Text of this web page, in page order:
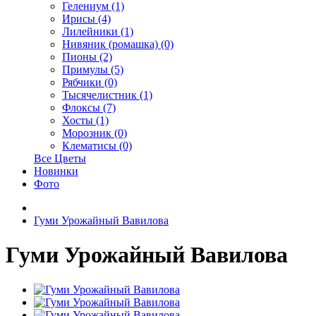
Гелениум (1)
Ирисы (4)
Лилейники (1)
Нивяник (ромашка) (0)
Пионы (2)
Примулы (5)
Рябчики (0)
Тысячелистник (1)
Флоксы (7)
Хосты (1)
Морозник (0)
Клематисы (0)
Все Цветы
Новинки
Фото
Гуми Урожайный Вавилова
Гуми Урожайный Вавилова